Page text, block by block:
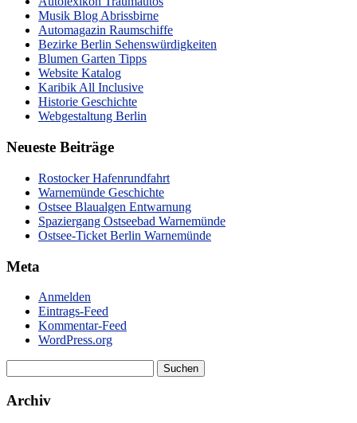
Musik Blog Abrissbirne
Automagazin Raumschiffe
Bezirke Berlin Sehenswürdigkeiten
Blumen Garten Tipps
Website Katalog
Karibik All Inclusive
Historie Geschichte
Webgestaltung Berlin
Neueste Beiträge
Rostocker Hafenrundfahrt
Warnemünde Geschichte
Ostsee Blaualgen Entwarnung
Spaziergang Ostseebad Warnemünde
Ostsee-Ticket Berlin Warnemünde
Meta
Anmelden
Eintrags-Feed
Kommentar-Feed
WordPress.org
Archiv